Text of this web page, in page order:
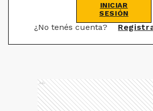
INICIAR
SESIÓN
¿No tenés cuenta?
Ads